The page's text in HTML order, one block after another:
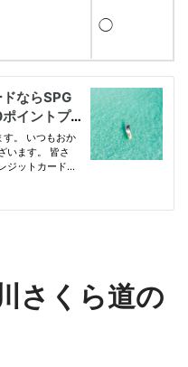
◯
さくら道の